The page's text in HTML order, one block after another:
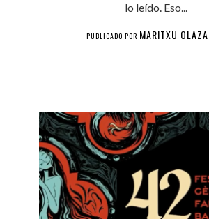
lo leído. Eso...
PUBLICADO POR MARITXU